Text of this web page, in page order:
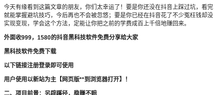
今天有缘看到这篇文章的朋友，你们太幸运了！要是你还没在抖音上踩过坑，看完
就能掌握避坑技巧，今后再也不会被忽悠；要是你已经在抖音花了不少冤枉钱却没
实现变现，学会这个方法，定能让你把之前的学费成百上千倍地赚回来。
外面收999，1580的抖音黑科技软件免费分享给大家
黑科技软件免费下载
以下链接注册登录即可使用
用户使用以新站为主【网页版**到浏览器打开】！